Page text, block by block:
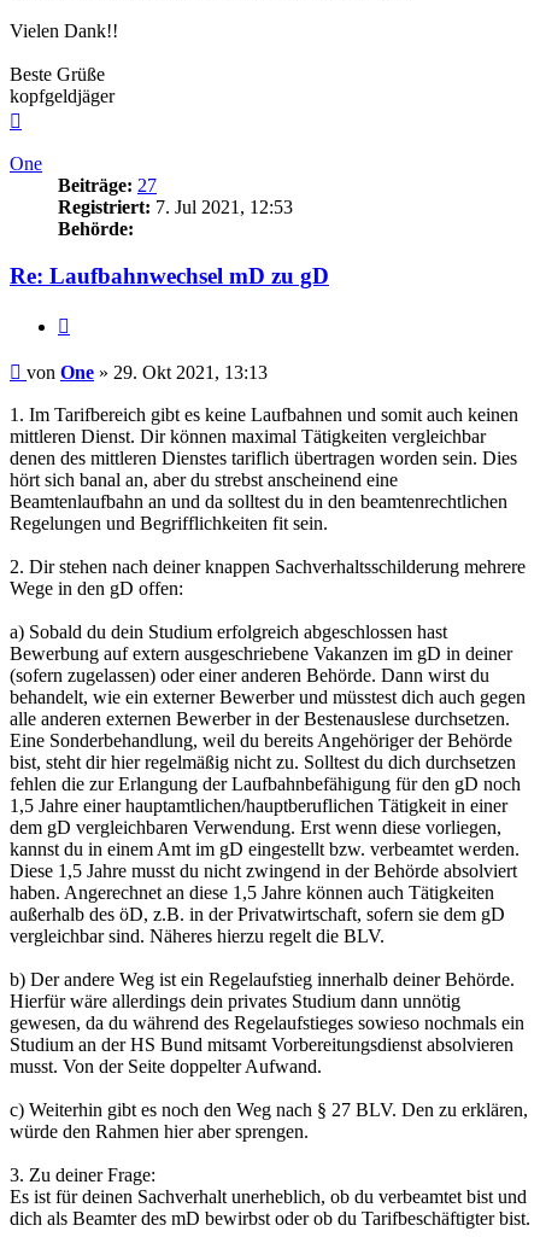
Vielen Dank!!
Beste Grüße
kopfgeldjäger
One
Beiträge: 27
Registriert: 7. Jul 2021, 12:53
Behörde:
Re: Laufbahnwechsel mD zu gD
Beitrag
von One » 29. Okt 2021, 13:13
1. Im Tarifbereich gibt es keine Laufbahnen und somit auch keinen
mittleren Dienst. Dir können maximal Tätigkeiten vergleichbar
denen des mittleren Dienstes tariflich übertragen worden sein. Dies
hört sich banal an, aber du strebst anscheinend eine
Beamtenlaufbahn an und da solltest du in den beamtenrechtlichen
Regelungen und Begrifflichkeiten fit sein.
2. Dir stehen nach deiner knappen Sachverhaltsschilderung mehrere
Wege in den gD offen:
a) Sobald du dein Studium erfolgreich abgeschlossen hast
Bewerbung auf extern ausgeschriebene Vakanzen im gD in deiner
(sofern zugelassen) oder einer anderen Behörde. Dann wirst du
behandelt, wie ein externer Bewerber und müsstest dich auch gegen
alle anderen externen Bewerber in der Bestenauslese durchsetzen.
Eine Sonderbehandlung, weil du bereits Angehöriger der Behörde
bist, steht dir hier regelmäßig nicht zu. Solltest du dich durchsetzen
fehlen die zur Erlangung der Laufbahnbefähigung für den gD noch
1,5 Jahre einer hauptamtlichen/hauptberuflichen Tätigkeit in einer
dem gD vergleichbaren Verwendung. Erst wenn diese vorliegen,
kannst du in einem Amt im gD eingestellt bzw. verbeamtet werden.
Diese 1,5 Jahre musst du nicht zwingend in der Behörde absolviert
haben. Angerechnet an diese 1,5 Jahre können auch Tätigkeiten
außerhalb des öD, z.B. in der Privatwirtschaft, sofern sie dem gD
vergleichbar sind. Näheres hierzu regelt die BLV.
b) Der andere Weg ist ein Regelaufstieg innerhalb deiner Behörde.
Hierfür wäre allerdings dein privates Studium dann unnötig
gewesen, da du während des Regelaufstieges sowieso nochmals ein
Studium an der HS Bund mitsamt Vorbereitungsdienst absolvieren
musst. Von der Seite doppelter Aufwand.
c) Weiterhin gibt es noch den Weg nach § 27 BLV. Den zu erklären,
würde den Rahmen hier aber sprengen.
3. Zu deiner Frage:
Es ist für deinen Sachverhalt unerheblich, ob du verbeamtet bist und
dich als Beamter des mD bewirbst oder ob du Tarifbeschäftigter bist.